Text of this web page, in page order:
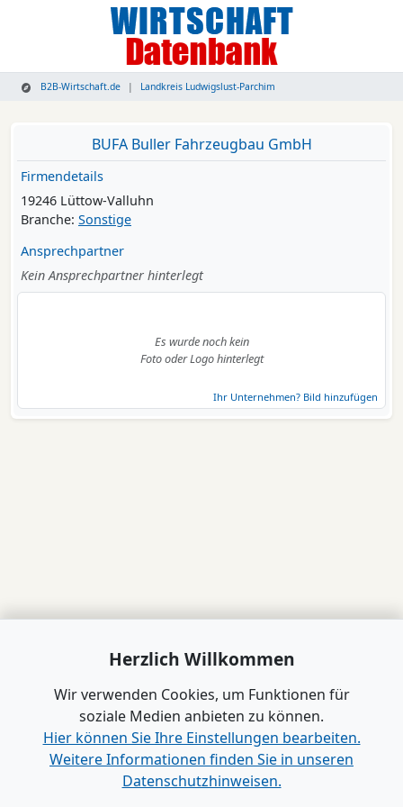
B2B-Wirtschaft.de Landkreis Ludwigslust-Parchim
BUFA Buller Fahrzeugbau GmbH
Firmendetails
19246 Lüttow-Valluhn
Branche: Sonstige
Ansprechpartner
Kein Ansprechpartner hinterlegt
Es wurde noch kein
Foto oder Logo hinterlegt
Ihr Unternehmen? Bild hinzufügen
Herzlich Willkommen
Wir verwenden Cookies, um Funktionen für
soziale Medien anbieten zu können.
Hier können Sie Ihre Einstellungen bearbeiten.
Weitere Informationen finden Sie in unseren
Datenschutzhinweisen.